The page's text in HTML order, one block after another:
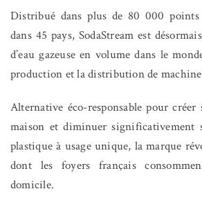
Distribué dans plus de 80 000
dans 45 pays, SodaStream est
d’eau gazeuse en volume dans le
production et la distribution de
Alternative éco-responsable pour créer
maison et diminuer significativement
plastique à usage unique, la marque
dont les foyers français
domicile.